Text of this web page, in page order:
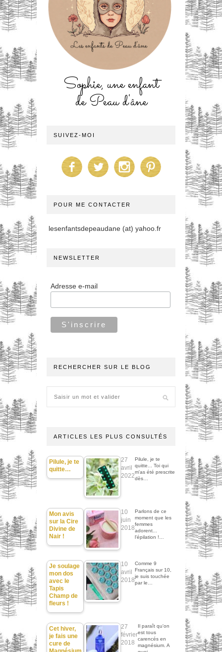
Sophie, une enfant
de Peau d'âne
SUIVEZ-MOI
POUR ME CONTACTER
lesenfantsdepeaudane (at) yahoo.fr
NEWSLETTER
Adresse e-mail
RECHERCHER SUR LE BLOG
ARTICLES LES PLUS CONSULTÉS
Pilule, je te
quitte…
27
avril
2022
Pilule, je te
quitte... Toi qui
m'as été prescrite
dès…
Mon avis
sur la Cire
Divine de
Nair !
10
juin
2018
Parlons de ce
moment que les
femmes
adorent...
l'épilation !…
Je soulage
mon dos
avec le
Tapis
Champ de
fleurs !
10
avril
2018
Comme 9
Français sur 10,
je suis touchée
par le…
Cet hiver,
je fais une
cure de
27
février
2018
Il paraît qu'on
est tous
carencés en
magnésium. A